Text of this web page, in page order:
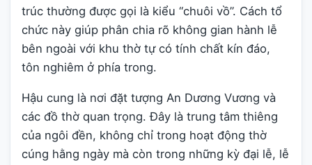
trúc thường được gọi là kiểu “chuôi vồ”. Cách tổ
chức này giúp phân chia rõ không gian hành lễ
bên ngoài với khu thờ tự có tính chất kín đáo,
tôn nghiêm ở phía trong.
Hậu cung là nơi đặt tượng An Dương Vương và
các đồ thờ quan trọng. Đây là trung tâm thiêng
của ngôi đền, không chỉ trong hoạt động thờ
cúng hằng ngày mà còn trong những kỳ đại lễ, lễ